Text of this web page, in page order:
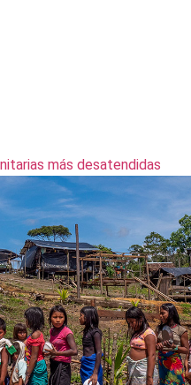
más desatendidas